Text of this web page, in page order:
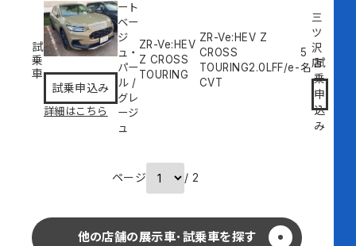
試
乗
車
試乗申込み
詳細はこちら
ート
ベー
ジ
ュ・
パー
ル/
グレ
ージ
ュ
ZR-Ve:HEV
Z CROSS
TOURING
ZR-Ve:HEV Z
CROSS
TOURING2.0LFF/e-
CVT
5
名
三
ツ
沢
店
試
乗
申
込
み
ページ / 2
他の店舗の展示車･試乗車を探す